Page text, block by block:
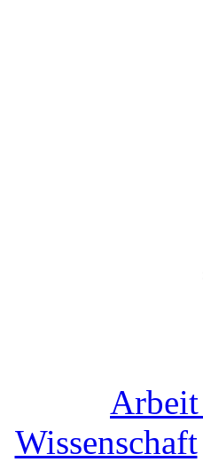
Wissenschaft